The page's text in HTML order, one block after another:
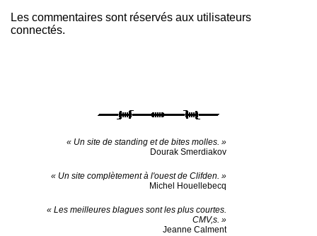
Les commentaires sont réservés aux utilisateurs
connectés.
« Un site de standing et de bites molles. »
Dourak Smerdiakov
« Un site complètement à l'ouest de Clifden. »
Michel Houellebecq
« Les meilleures blagues sont les plus courtes.
CMV,s. »
Jeanne Calment